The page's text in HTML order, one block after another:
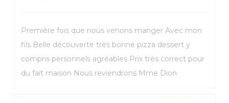
Première fois que nous venons manger Avec mon
fils Belle découverte très bonne pizza dessert y
compris personnels agréables Prix très correct pour
du fait maison Nous reviendrons Mme Dion